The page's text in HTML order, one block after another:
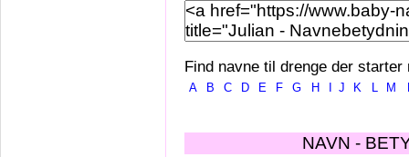
Find navne til drenge der starter
A B C D E F G H J K L M
NAVN -